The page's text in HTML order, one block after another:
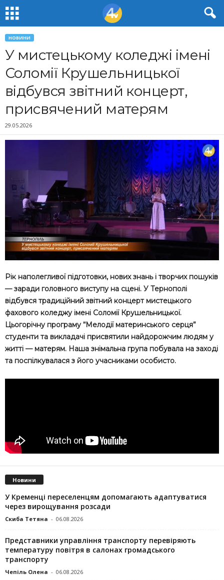
НОВИНИ
У мистецькому коледжі імені
Соломії Крушельницької
відбувся звітний концерт,
присвячений матерям
29.05.2026
Рік наполегливої підготовки, нових знань і творчих пошуків
— заради головного виступу на сцені. У Тернополі
відбувся традиційний звітний концерт мистецького
фахового коледжу імені Соломії Крушельницької.
Цьогорічну програму “Мелодії материнського серця”
студенти та викладачі присвятили найдорожчим людям у
житті — матерям. Наша знімальна група побувала на заході
та поспілкувалася з його учасниками особисто.
Новини
У Кременці переселенцям допомагають адаптуватися
через вирощування розсади
Скиба Тетяна - 06.08.2026
Представники управління транспорту перевіряють
температуру повітря в салонах громадського
транспорту
Чепіль Олена - 06.08.2026